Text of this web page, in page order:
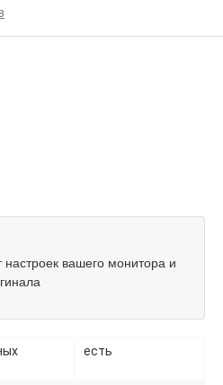
настроек вашего монитора и
есть